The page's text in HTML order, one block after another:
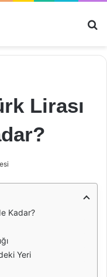
Lirası
Kadar?
Yeri